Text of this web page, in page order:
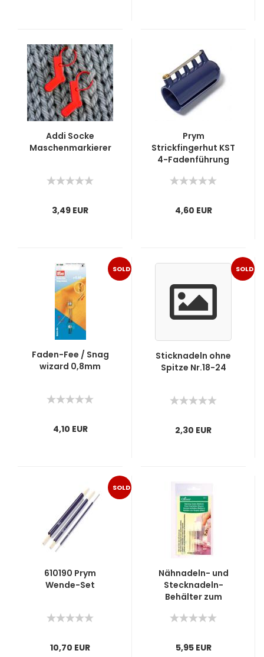
Addi Socke
Maschenmarkierer
3,49 EUR
Prym
Strickfingerhut KST
4-Fadenführung
4,60 EUR
SOLD
Faden-Fee / Snag
wizard 0,8mm
4,10 EUR
SOLD
Sticknadeln ohne
Spitze Nr.18-24
2,30 EUR
SOLD
610190 Prym
Wende-Set
10,70 EUR
Nähnadeln- und
Stecknadeln-
Behälter zum
durchsichtig
5,95 EUR